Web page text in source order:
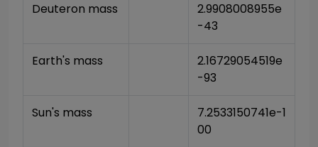
Deuteron mass
2.9908008955e
-43
Earth's mass
2.16729054519e
-93
Sun's mass
7.2533150741e-1
00